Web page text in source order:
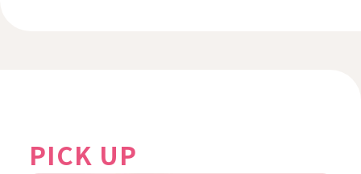
PICK UP